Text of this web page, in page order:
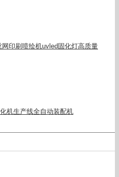
印刷喷绘机uvled固化灯高质量
机生产线全自动装配机